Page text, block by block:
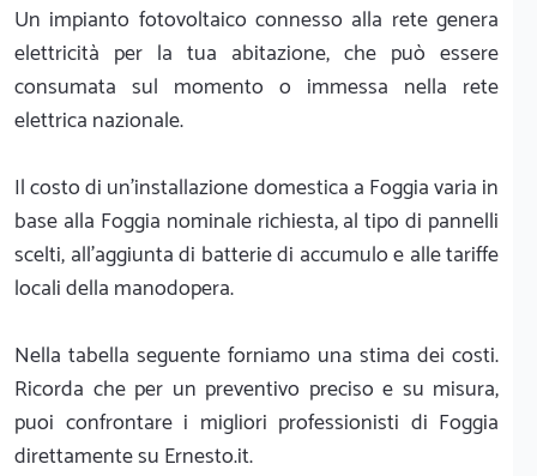
Un impianto fotovoltaico connesso alla rete genera
elettricità per la tua abitazione, che può essere
consumata sul momento o immessa nella rete
elettrica nazionale.
Il costo di un'installazione domestica a Foggia varia in
base alla Foggia nominale richiesta, al tipo di pannelli
scelti, all'aggiunta di batterie di accumulo e alle tariffe
locali della manodopera.
Nella tabella seguente forniamo una stima dei costi.
Ricorda che per un preventivo preciso e su misura,
puoi confrontare i migliori professionisti di Foggia
direttamente su Ernesto.it.